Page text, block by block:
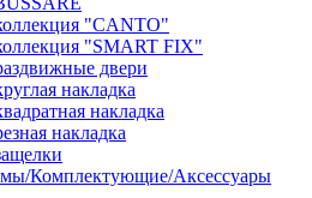
"CANTO"
"SMART FIX"
двери
накладка
накладка
накладка
Комплектующие/Аксессуары